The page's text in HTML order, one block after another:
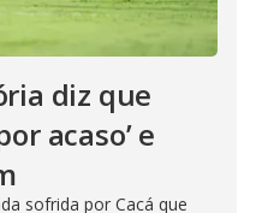
diz que
acaso’ e
sofrida por Cacá que